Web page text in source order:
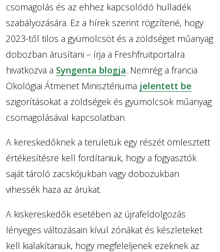
csomagolás és az ehhez kapcsolódó hulladék
szabályozására. Ez a hírek szerint rögzítené, hogy
2023-től tilos a gyümölcsöt és a zöldséget műanyag
dobozban árusítani – írja a Freshfruitportalra
hivatkozva a Syngenta blogja. Nemrég a francia
Ökológiai Átmenet Minisztériuma jelentett be
szigorításokat a zöldségek és gyümölcsök műanyag
csomagolásával kapcsolatban.
A kereskedőknek a területük egy részét ömlesztett
értékesítésre kell fordítaniuk, hogy a fogyasztók
saját tároló zacskójukban vagy dobozukban
vihessék haza az árukat.
A kiskereskedők esetében az újrafeldolgozás
lényeges változásain kívül zónákat és készleteket
kell kialakítaniuk, hogy megfeleljenek ezeknek az